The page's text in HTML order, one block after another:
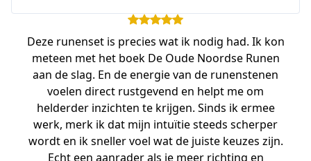
Deze runenset is precies wat ik nodig had. Ik kon
meteen met het boek De Oude Noordse Runen
aan de slag. En de energie van de runenstenen
voelen direct rustgevend en helpt me om
helderder inzichten te krijgen. Sinds ik ermee
werk, merk ik dat mijn intuïtie steeds scherper
wordt en ik sneller voel wat de juiste keuzes zijn.
Echt een aanrader als je meer richting en